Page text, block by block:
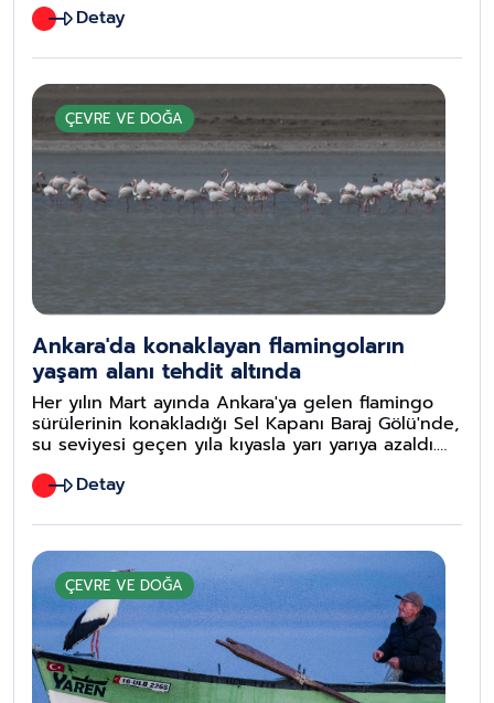
ilçesi oldu.
Detay
ÇEVRE VE DOĞA
Ankara'da konaklayan flamingoların
yaşam alanı tehdit altında
Her yılın Mart ayında Ankara'ya gelen flamingo
sürülerinin konakladığı Sel Kapanı Baraj Gölü'nde,
su seviyesi geçen yıla kıyasla yarı yarıya azaldı.
ciddi azalışlar gözlemlendi.
Detay
ÇEVRE VE DOĞA